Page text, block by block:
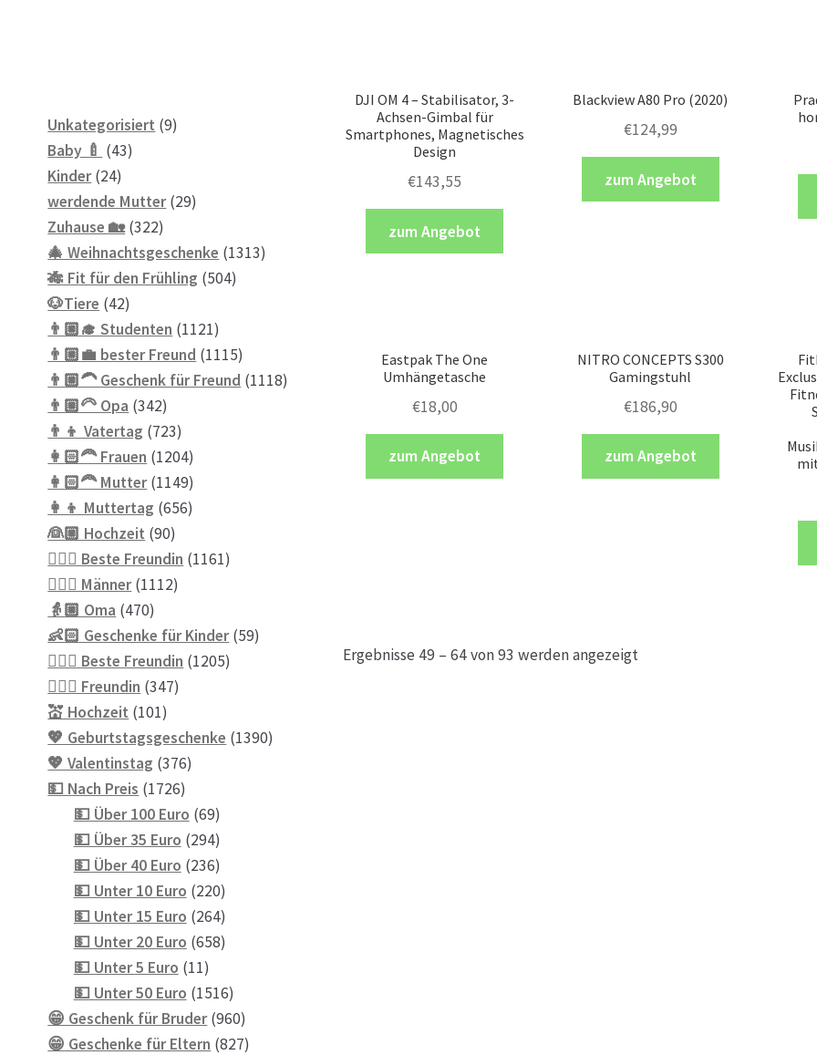
DJI OM 4 – Stabilisator, 3-
Achsen-Gimbal für
Smartphones, Magnetisches
Design
€143,55
zum Angebot
Blackview A80 Pro (2020)
€124,99
zum Angebot
Eastpak The One
Umhängetasche
€18,00
zum Angebot
NITRO CONCEPTS S300
Gamingstuhl
€186,90
zum Angebot
Ergebnisse 49 – 64 von 93 werden angezeigt
Unkategorisiert 99
Baby 🍼 4343
Kinder 2424
Produkte
werdende Mutter 2929
Zuhause 🏡 322322
Produkte
🎄 Weihnachtsgeschenke 13131313
🎋 Fit für den Frühling 504504
🐶Tiere 4242
Produkte
👨🏼‍🎓 Studenten 11211121
Produkte
👨🏼‍💼 bester Freund 11151115
Produkte
👨🏼‍🦱 Geschenk für Freund 11181118
👨🏼‍🦳 Opa 342342
Produkte
👨‍👦 Vatertag 723723
Produkte
👩🏻‍🦰 Frauen 12041204
Produkte
👩🏻‍🦰 Mutter 11491149
Produkte
👩‍👦 Muttertag 656656
👰🏼 Hochzeit 9090
Produkte
👱🏻‍♀️ Beste Freundin 11611161
👱🏼‍♂️ Männer 11121112
👵🏼 Oma 470470
Produkte
👶🏻 Geschenke für Kinder 5959
💁🏼‍♀️ Beste Freundin 12051205
💁🏼‍♀️ Freundin 347347
💒 Hochzeit 101101
Produkte
💖 Geburtstagsgeschenke 13901390
💖 Valentinstag 376376
💵 Nach Preis 17261726
Produkte
💵 Über 100 Euro 6969
Produkte
💵 Über 35 Euro 294294
Produkte
💵 Über 40 Euro 236236
Produkte
💵 Unter 10 Euro 220220
Produkte
💵 Unter 15 Euro 264264
Produkte
💵 Unter 20 Euro 658658
💵 Unter 5 Euro 1111
Produkte
💵 Unter 50 Euro 15161516
Produkte
😁 Geschenk für Bruder 960960
Produkte
😁 Geschenke für Eltern 827827